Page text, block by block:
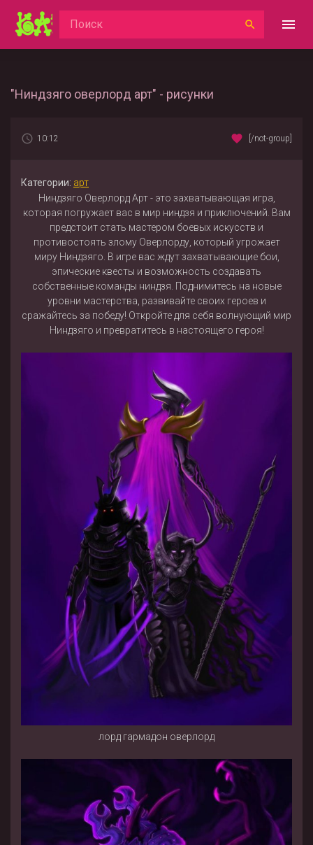
"Ниндзяго оверлорд арт" - рисунки
10:12 [/not-group]
Категории: арт
Ниндзяго Оверлорд Арт - это захватывающая игра,
которая погружает вас в мир ниндзя и приключений. Вам
предстоит стать мастером боевых искусств и
противостоять злому Оверлорду, который угрожает
миру Ниндзяго. В игре вас ждут захватывающие бои,
эпические квесты и возможность создавать
собственные команды ниндзя. Поднимитесь на новые
уровни мастерства, развивайте своих героев и
сражайтесь за победу! Откройте для себя волнующий мир
Ниндзяго и превратитесь в настоящего героя!
лорд гармадон оверлорд